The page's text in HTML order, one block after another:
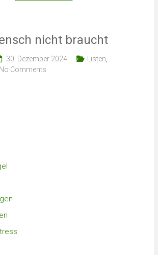
nicht braucht
30. Dezember 2024 Listen
No Comments